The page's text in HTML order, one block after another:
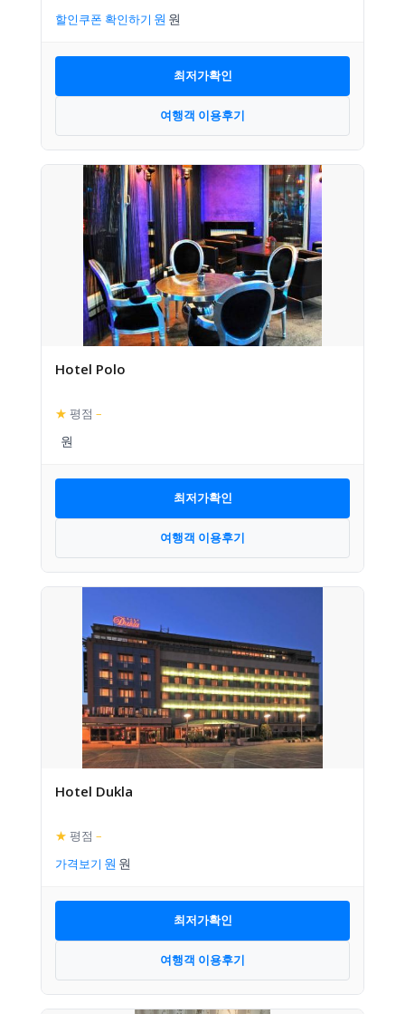
할인쿠폰 확인하기
최저가확인
여행객 이용후기
Hotel Polo
★ 평점 –
최저가확인
여행객 이용후기
Hotel Dukla
★ 평점 –
가격보기
최저가확인
여행객 이용후기